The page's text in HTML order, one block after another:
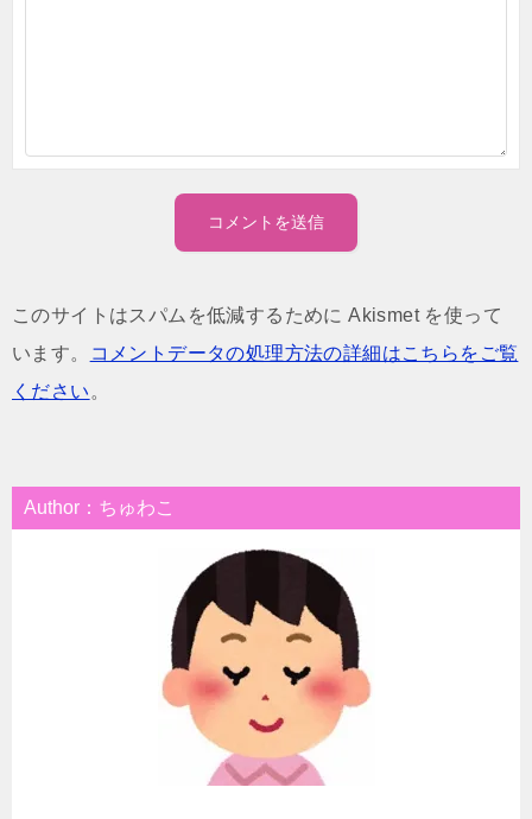
このサイトはスパムを低減するために Akismet を使って
います。
コメントデータの処理方法の詳細はこちらをご覧
ください 。
Author：ちゅわこ